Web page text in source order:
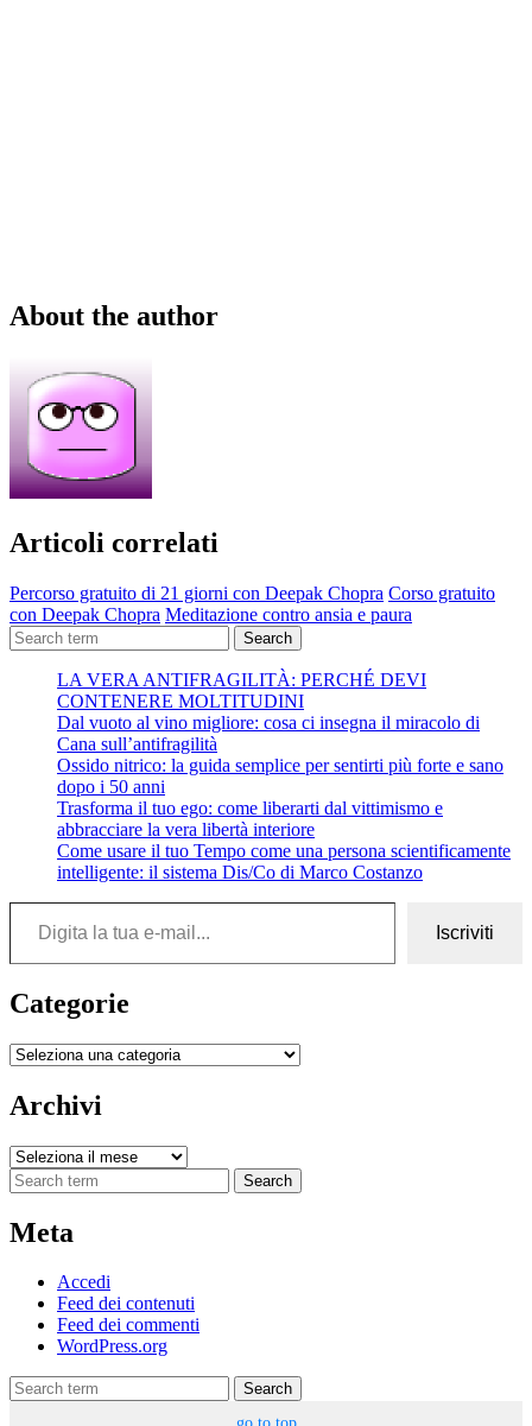
About the author
Articoli correlati
Percorso gratuito di 21 giorni con Deepak Chopra Corso gratuito
con Deepak Chopra Meditazione contro ansia e paura
Search
LA VERA ANTIFRAGILITÀ: PERCHÉ DEVI
CONTENERE MOLTITUDINI
Dal vuoto al vino migliore: cosa ci insegna il miracolo di
Cana sull’antifragilità
Ossido nitrico: la guida semplice per sentirti più forte e sano
dopo i 50 anni
Trasforma il tuo ego: come liberarti dal vittimismo e
abbracciare la vera libertà interiore
Come usare il tuo Tempo come una persona scientificamente
intelligente: il sistema Dis/Co di Marco Costanzo
Digita la tua e-mail...
Iscriviti
Categorie
Categorie
Archivi
Archivi
Search
Meta
Accedi
Feed dei contenuti
Feed dei commenti
WordPress.org
Search